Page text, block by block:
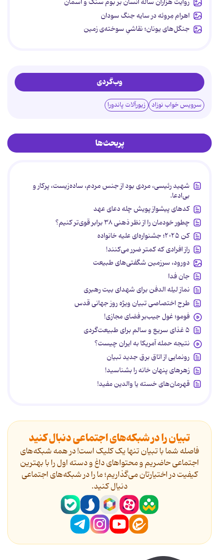
اهرام مِروئه در سایه جنگ سودان
جنگل‌های یونان؛ نقاشیِ سوخته‌ی زمین
وب‌گردی
سرویس خواب نوزاد زیورآلات پاندورا
پربحث‌ها
شهید رئیسی، مردی بود از جنس مردم، ساده‌زیست، پرکار و
بی‌ادعا.
کدهای پیشواز پویش چله دعای عهد
چطور خودمان را از نظر ذهنی ۳۸ برابر قوی‌تر کنیم؟
کن ۲۰۲۵؛ جشنواره‌ای علیه خانواده
راز افرادی که کمتر ضرر می‌کنند!
دورود، سرزمین شگفتی‌های طبیعت
جان فدا
نماز لیله الدفن برای شهدای بیت رهبری
طرح اختصاصی تبیان ویژه روز جهانی قدس
فومو؛ غول جیب‌بر فضای مجازی!
۵ غذای سریع و سالم برای طبیعت‌گردی
نتیجه حمله آمریکا به ایران چیست؟
رونمایی از اتاق برق جدید تبیان
زهرهای پنهان خانه را بشناسید!
قهرمان‌های خسته یا والدین مفید!
تبیان را در شبکه‌های اجتماعی دنبال کنید
فاصله شما با تبیان تنها یک کلیک است! در همه شبکه‌های
اجتماعی حاضریم و محتواهای داغ و دسته اول را با بهترین
کیفیت در اختیارتان می‌گذاریم؛ ما را در شبکه‌های اجتماعی
دنیال کنید.